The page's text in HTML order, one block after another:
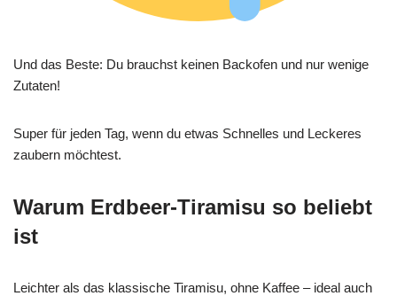
Und das Beste: Du brauchst keinen Backofen und nur wenige
Zutaten!
Super für jeden Tag, wenn du etwas Schnelles und Leckeres
zaubern möchtest.
Warum Erdbeer-Tiramisu so beliebt
ist
Leichter als das klassische Tiramisu, ohne Kaffee – ideal auch